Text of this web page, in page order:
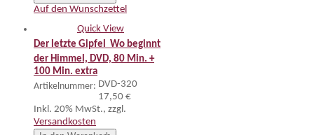
Auf den Wunschzettel
Quick View
Der letzte Gipfel  Wo beginnt
der Himmel, DVD, 80 Min. +
100 Min. extra
Artikelnummer: DVD-320
17,50 €
Inkl. 20% MwSt., zzgl.
Versandkosten